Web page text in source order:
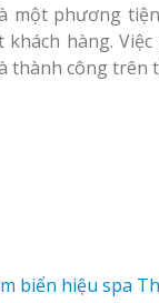
một phương
hàng.
thành công trên